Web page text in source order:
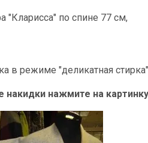
"Кларисса" по спине 77 см,
в режиме "деликатная
нажмите на